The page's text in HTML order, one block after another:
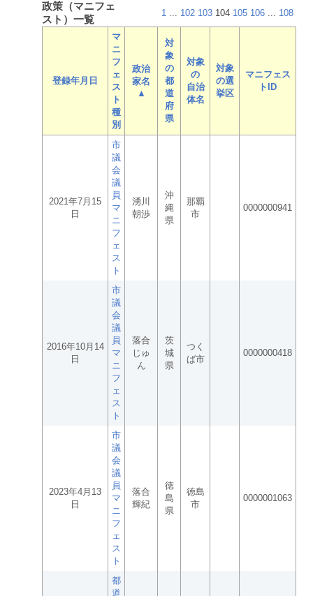
政策（マニフェ
スト）一覧
1 ... 102 103 104 105 106 ... 108
登録年月日
マ
ニ
フ
ェ
ス
ト
種
別
政治
家名
▲
対
象
の
都
道
府
県
対象
の
自治
体名
対象
の選
挙区
マニフェス
トID
2021年7月15
日
市
議
会
議
員
マ
ニ
フ
ェ
ス
ト
湧川
朝渉
沖
縄
県
那覇
市
0000000941
2016年10月14
日
市
議
会
議
員
マ
ニ
フ
ェ
ス
ト
落合
じゅ
ん
茨
城
県
つく
ば市
0000000418
2023年4月13
日
市
議
会
議
員
マ
ニ
フ
ェ
ス
ト
落合
輝紀
徳
島
県
徳島
市
0000001063
都
道